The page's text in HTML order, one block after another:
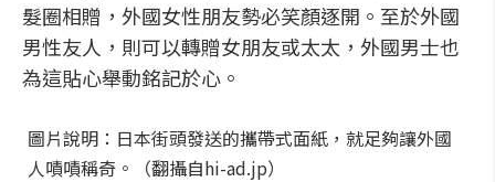
髮圈相贈，外國女性朋友勢必笑顏逐開。至於外國
男性友人，則可以轉贈女朋友或太太，外國男士也
為這貼心舉動銘記於心。
圖片說明：日本街頭發送的攜帶式面紙，就足夠讓外國
人嘖嘖稱奇。（翻攝自hi-ad.jp）